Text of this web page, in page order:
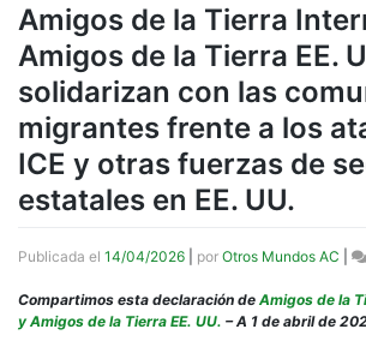
Amigos de la Tierra
Amigos de la Tierra EE.
solidarizan con las
migrantes frente a los
ICE y otras fuerzas de
estatales en EE. UU.
Publicada el 14/04/2026 por Otros Mundos AC
Compartimos esta declaración de Amigos de la
y Amigos de la Tierra EE. UU. – A 1 de abril de